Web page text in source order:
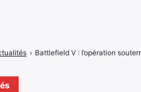
› Battlefield V : l’opération